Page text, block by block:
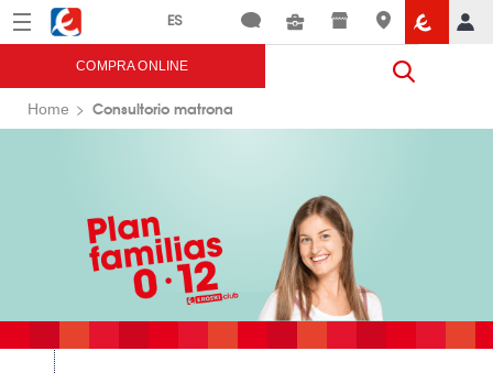
Menú Eroski
COMPRA ONLINE
Home Consultorio matrona